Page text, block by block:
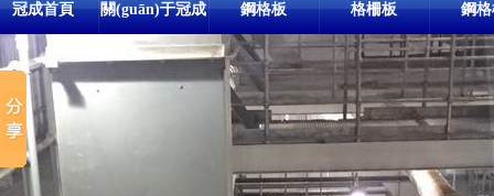
冠成首頁 關(guān)于冠成 鋼格板 卸油臺鋼格板
棧橋鋼格板
格柵板 地溝格
洗車房
鋼
鋼格柵板 冷鍍鋅鋼格柵板
溝蓋板 防滑溝蓋板
踏步板 熱鍍鋅踏步板
球接欄桿 樓梯